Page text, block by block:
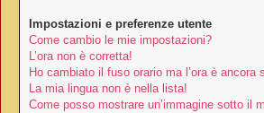
Impostazioni e preferenze utente
Come cambio le mie impostazioni?
L’ora non è corretta!
Ho cambiato il fuso orario ma l’ora è ancora
La mia lingua non è nella lista!
Come posso mostrare un’immagine sotto il